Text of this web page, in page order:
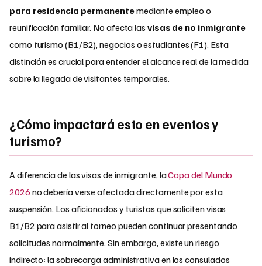
para residencia permanentemediante empleo o
reunificación familiar. No afecta las visas de no inmigrante
como turismo (B1/B2), negocios o estudiantes (F1). Esta
distinción es crucial para entender el alcance real de la medida
sobre la llegada de visitantes temporales.
¿Cómo impactará esto en eventos y
turismo?
A diferencia de las visas de inmigrante, laCopa del Mundo
2026no debería verse afectada directamente por esta
suspensión. Los aficionados y turistas que soliciten visas
B1/B2 para asistir al torneo pueden continuar presentando
solicitudes normalmente. Sin embargo, existe un riesgo
indirecto: la sobrecarga administrativa en los consulados